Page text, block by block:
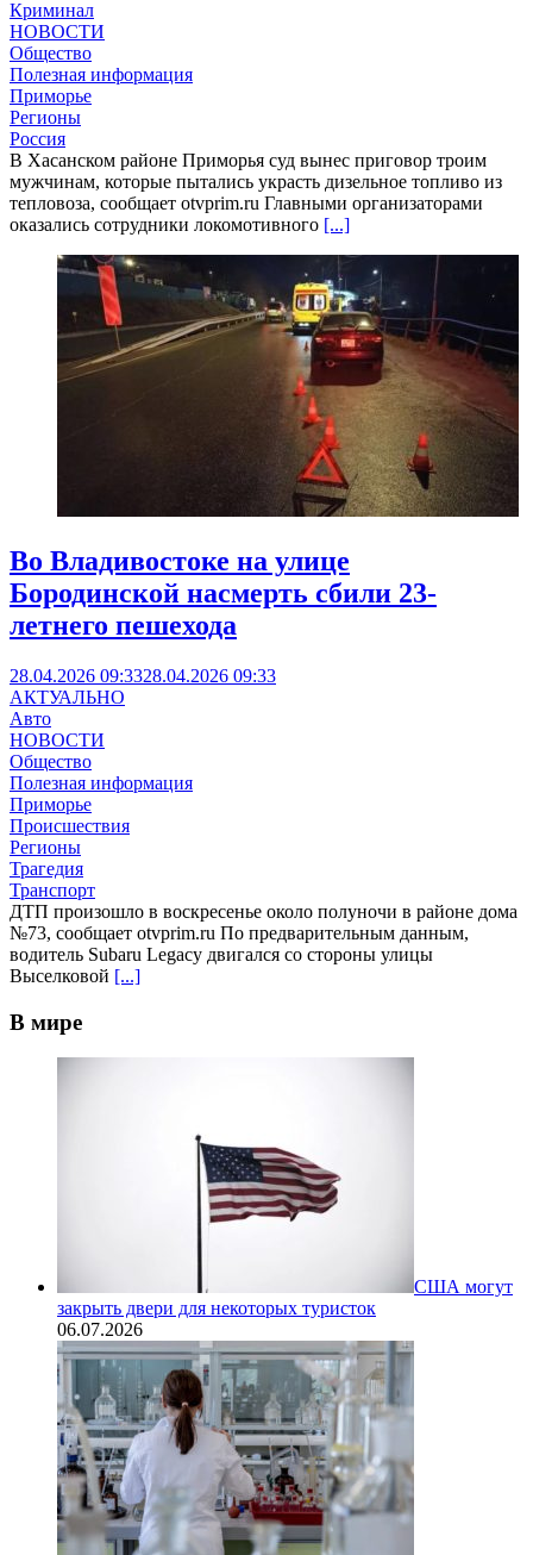
Криминал
НОВОСТИ
Общество
Полезная информация
Приморье
Регионы
Россия
В Хасанском районе Приморья суд вынес приговор троим
мужчинам, которые пытались украсть дизельное топливо из
тепловоза, сообщает otvprim.ru Главными организаторами
оказались сотрудники локомотивного [...]
Во Владивостоке на улице
Бородинской насмерть сбили 23-
летнего пешехода
28.04.2026 09:3328.04.2026 09:33
АКТУАЛЬНО
Авто
НОВОСТИ
Общество
Полезная информация
Приморье
Происшествия
Регионы
Трагедия
Транспорт
ДТП произошло в воскресенье около полуночи в районе дома
№73, сообщает otvprim.ru По предварительным данным,
водитель Subaru Legacy двигался со стороны улицы
Выселковой [...]
В мире
США могут
закрыть двери для некоторых туристок
06.07.2026